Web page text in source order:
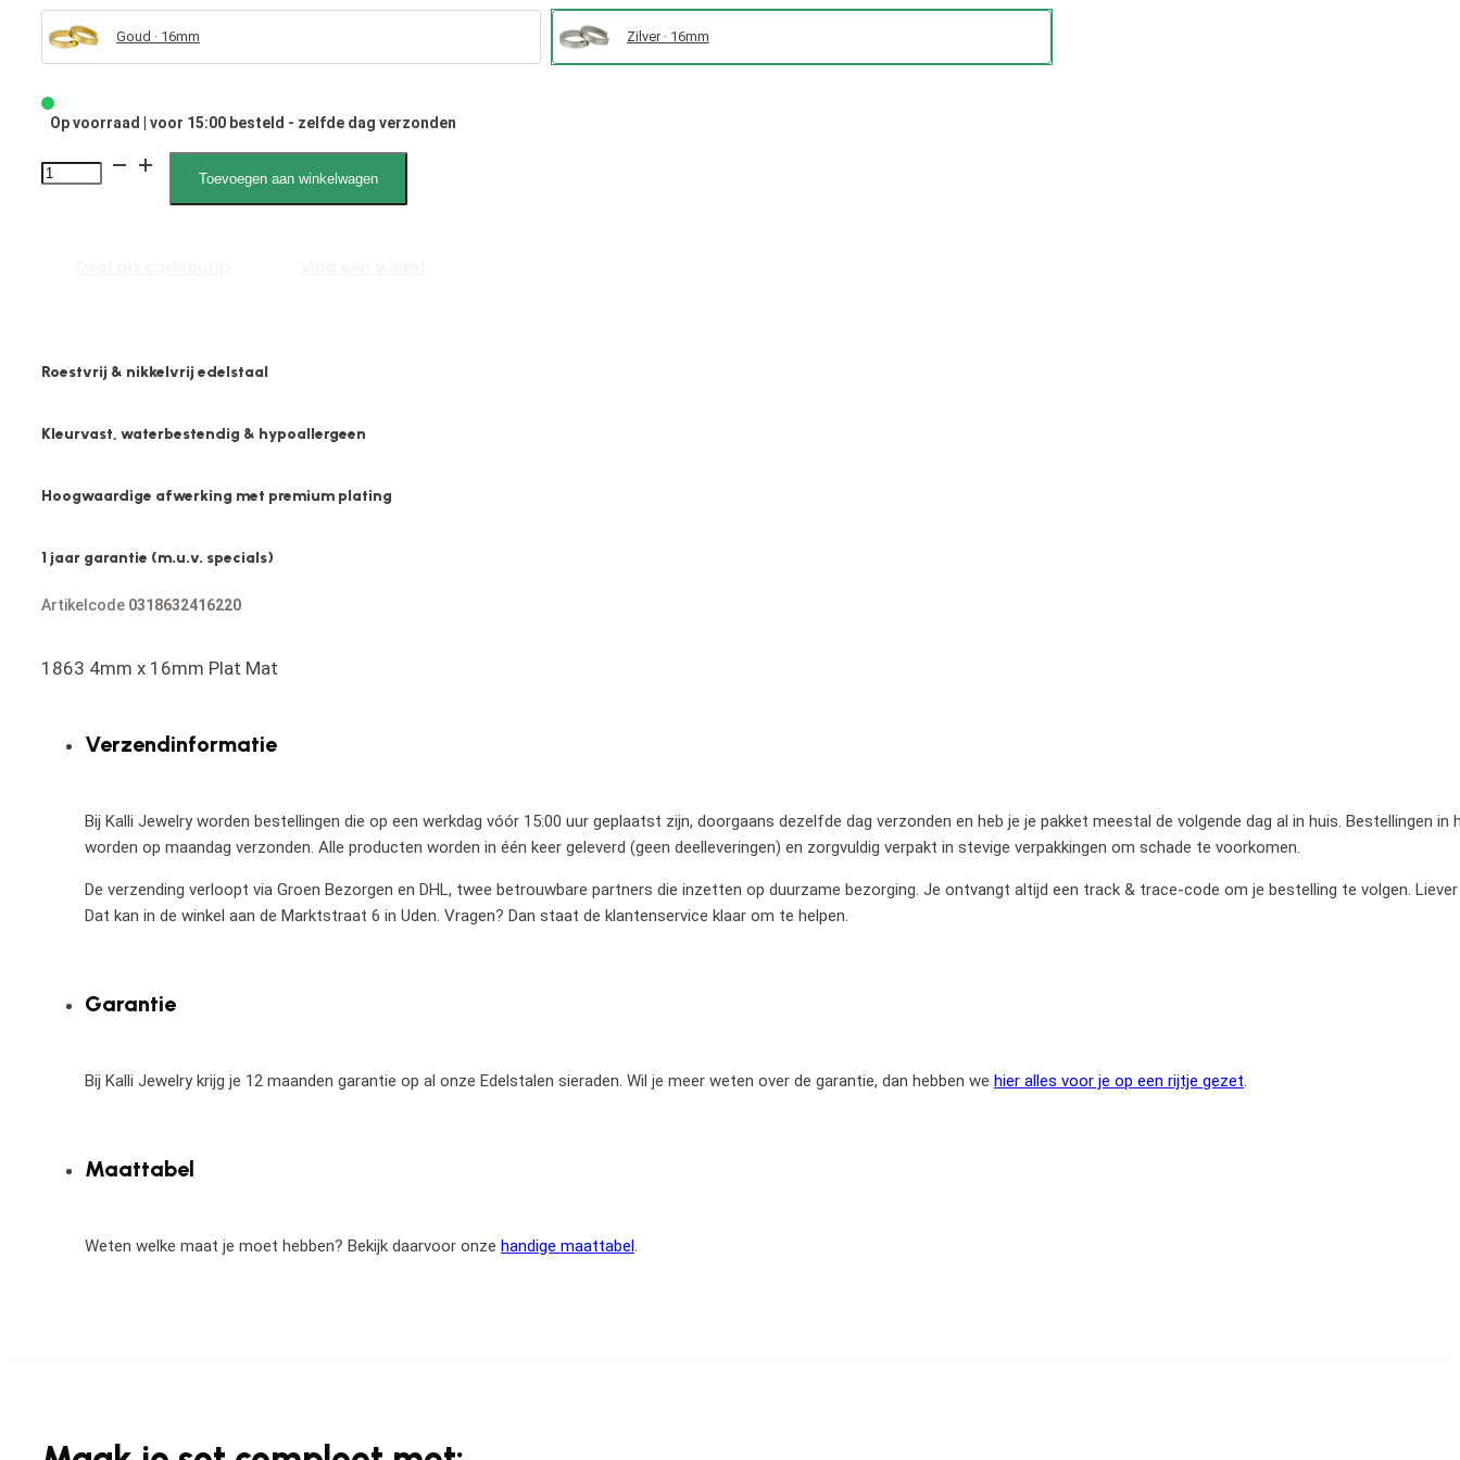
Goud · 16mm Zilver · 16mm
Op voorraad | voor 15:00 besteld - zelfde dag verzonden
1863
Toevoegen aan winkelwagen
Roestvrij & nikkelvrij edelstaal
Kleurvast, waterbestendig & hypoallergeen
Hoogwaardige afwerking met premium plating
1 jaar garantie (m.u.v. specials)
Artikelcode 0318632416220
1863 4mm x 16mm Plat Mat
Verzendinformatie
Bij Kalli Jewelry worden bestellingen die op een werkdag vóór 15:00 uur geplaatst zijn, doorgaans dezelfde dag verzonden en heb je je pakket meestal de volgende dag al in huis. Bestellingen in
worden op maandag verzonden. Alle producten worden in één keer geleverd (geen deelleveringen) en zorgvuldig verpakt in stevige verpakkingen om schade te voorkomen.
De verzending verloopt via Groen Bezorgen en DHL, twee betrouwbare partners die inzetten op duurzame bezorging. Je ontvangt altijd een track & trace-code om je bestelling te volgen.
Dat kan in de winkel aan de Marktstraat 6 in Uden. Vragen? Dan staat de klantenservice klaar om te helpen.
Garantie
Bij Kalli Jewelry krijg je 12 maanden garantie op al onze Edelstalen sieraden. Wil je meer weten over de garantie, dan hebben we hier alles voor je op een rijtje gezet.
Maattabel
Weten welke maat je moet hebben? Bekijk daarvoor onze handige maattabel.